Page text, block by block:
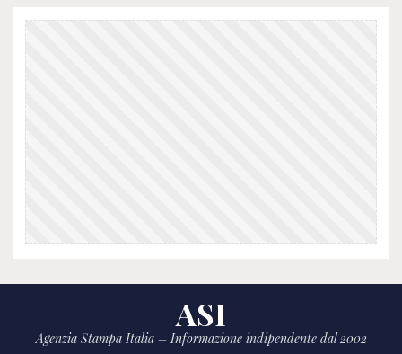
ASI
Agenzia Stampa Italia – Informazione indipendente dal 2002